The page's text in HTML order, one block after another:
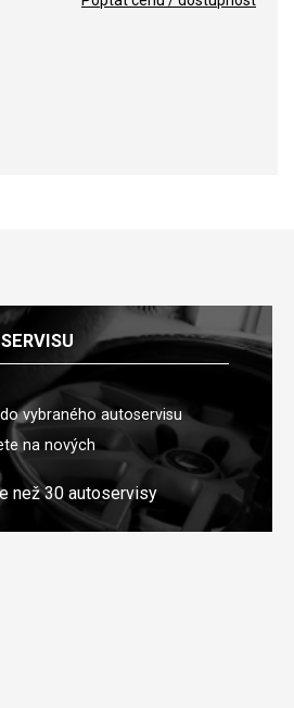
vybraného autoservisu
na nových
než 30 autoservisy